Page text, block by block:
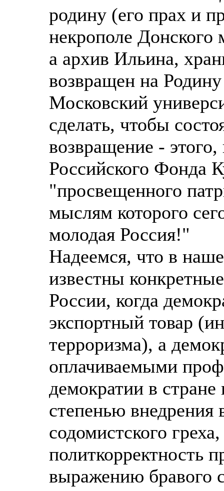
родину (его прах и
некрополе Донского
а архив Ильина,
возвращен на
Московский
сделать, чтобы
возвращение -
Российского Фонда
"просвещенного
мыслям которого
молодая Россия!"
Надеемся, что в
известны
России, когда
экспортный товар
терроризма), а
оплачиваемыми
демократии в
степенью
содомистского
политкорректность
выражению бравого